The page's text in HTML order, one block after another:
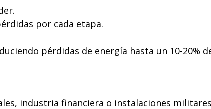
por cada etapa.
pérdidas de energía hasta un 10-20%
industria financiera o instalaciones